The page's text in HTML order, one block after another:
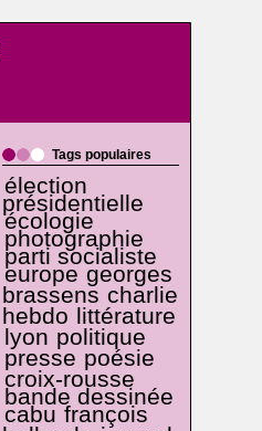
Tags populaires
élection
présidentielle
écologie
photographie
parti socialiste
europe georges
brassens charlie
hebdo littérature
lyon politique
presse poésie
croix-rousse
bande dessinée
cabu françois